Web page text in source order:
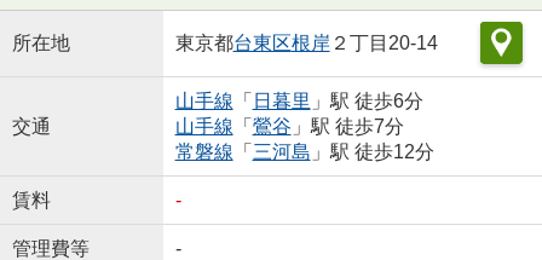
所在地 東京都台東区根岸 ２丁目20-14
交通
山手線 「 日暮里 」駅 徒歩6分
山手線 「 鶯谷 」駅 徒歩7分
常磐線 「 三河島 」駅 徒歩12分
賃料 -
管理費等 -